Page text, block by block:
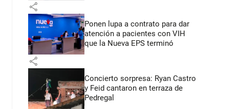
share
Ponen lupa a contrato para dar
atención a pacientes con VIH
que la Nueva EPS terminó
share
Concierto sorpresa: Ryan Castro
y Feid cantaron en terraza de
Pedregal